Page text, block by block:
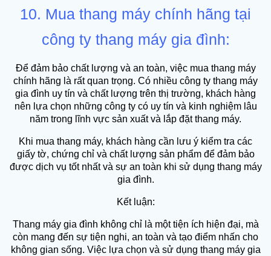
10. Mua thang máy chính hãng tại
công ty thang máy gia đình:
Để đảm bảo chất lượng và an toàn, việc mua thang máy
chính hãng là rất quan trọng. Có nhiều công ty thang máy
gia đình uy tín và chất lượng trên thị trường, khách hàng
nên lựa chọn những công ty có uy tín và kinh nghiệm lâu
năm trong lĩnh vực sản xuất và lắp đặt thang máy.
Khi mua thang máy, khách hàng cần lưu ý kiểm tra các
giấy tờ, chứng chỉ và chất lượng sản phẩm để đảm bảo
được dịch vụ tốt nhất và sự an toàn khi sử dụng thang máy
gia đình.
Kết luận:
Thang máy gia đình không chỉ là một tiện ích hiện đại, mà
còn mang đến sự tiện nghi, an toàn và tạo điểm nhấn cho
không gian sống. Việc lựa chọn và sử dụng thang máy gia